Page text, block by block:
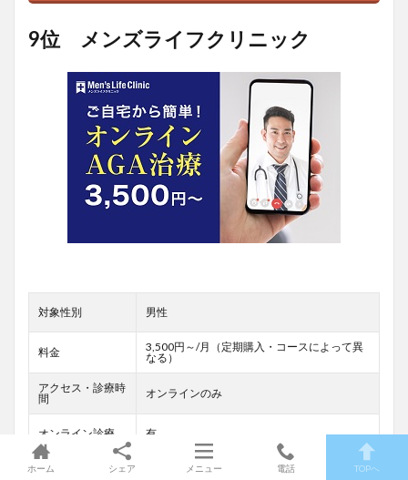
9位 メンズライフクリニック
対象性別 男性
料金
3,500円～/月（定期購入・コースによって異
なる）
アクセス・診療時
間
オンラインのみ
オンライン診療 有
抜け毛をおさえる予防プラン、発毛を促進す
ホーム シェア メニュー 電話 TOPへ